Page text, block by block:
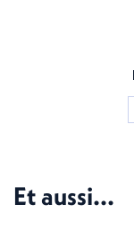
Et aussi...